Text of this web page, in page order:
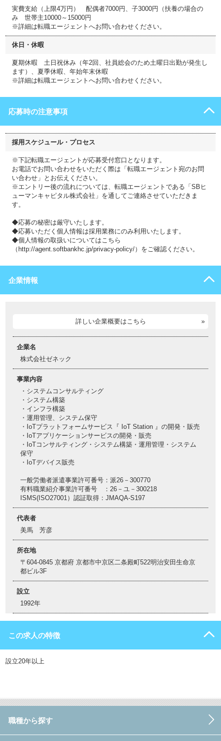
実費支給（上限4万円） 配偶者7000円、子3000円（扶養の場合の
み 世帯主10000～15000円
※詳細は転職エージェントへお問い合わせください。
休日・休暇
夏期休暇 土日祝休み（年2回、社員総会のため土曜日出勤が発生し
ます）、夏季休暇、年始年末休暇
※詳細は転職エージェントへお問い合わせください。
応募時の注意事項
採用スケジュール・プロセス
※下記転職エージェントが応募受付窓口となります。
お電話でお問い合わせをいただく際は「転職エージェント宛のお問
い合わせ」とお伝えください。
※エントリー後の流れについては、転職エージェントである「SBヒ
ューマンキャピタル株式会社」を通してご連絡させていただきま
す。
◆応募の秘密は厳守いたします。
◆応募いただく個人情報は採用業務にのみ利用いたします。
◆個人情報の取扱いについてはこちら
（http://agent.softbankhc.jp/privacy-policy/）をご確認ください。
企業情報
詳しい企業概要はこちら
企業名
株式会社ゼネック
事業内容
・システムコンサルティング
・システム構築
・インフラ構築
・運用管理、システム保守
・IoTプラットフォームサービス『 IoT Station 』の開発・販売
・IoTアプリケーションサービスの開発・販売
・IoTコンサルティング・システム構築・運用管理・システム
保守
・IoTデバイス販売
一般労働者派遣事業許可番号：派26－300770
有料職業紹介事業許可番号 ：26－ユ－300218
ISMS(ISO27001）認証取得：JMAQA-S197
代表者
美馬 芳彦
所在地
〒604-0845 京都府 京都市中京区二条殿町522明治安田生命京
都ビル3F
設立
1992年
この求人の特徴
設立20年以上
職種から探す